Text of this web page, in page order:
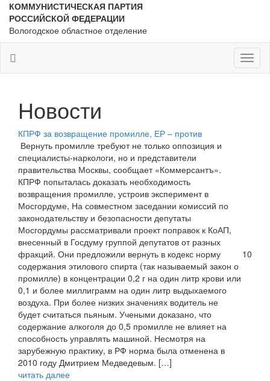
КОММУНИСТИЧЕСКАЯ ПАРТИЯ
РОССИЙСКОЙ ФЕДЕРАЦИИ
Вологодское областное отделение
Новости
КПРФ за возвращение промилле, ЕР – против
10
Вернуть промилле требуют не только оппозиция и
специалисты-наркологи, но и представители
правительства Москвы, сообщает «Коммерсантъ».
КПРФ попыталась доказать необходимость
возвращения промилле, устроив эксперимент в
Мосгордуме, На совместном заседании комиссий по
законодательству и безопасности депутаты
Мосгордумы рассматривали проект поправок к КоАП,
внесенный в Госдуму группой депутатов от разных
фракций. Они предложили вернуть в кодекс норму
содержания этилового спирта (так называемый закон о
промилле) в концентрации 0,2 г на один литр крови или
0,1 и более миллиграмм на один литр выдыхаемого
воздуха. При более низких значениях водитель не
будет считаться пьяным. Учеными доказано, что
содержание алкоголя до 0,5 промилле не влияет на
способность управлять машиной. Несмотря на
зарубежную практику, в РФ норма была отменена в
2010 году Дмитрием Медведевым. […]
читать далее